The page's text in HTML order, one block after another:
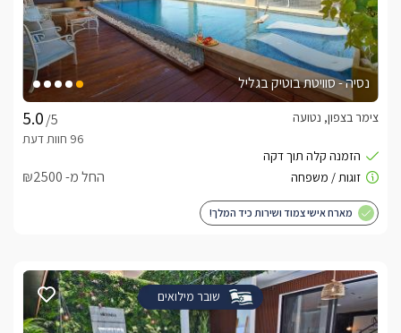
נסיה - סוויטת בוטיק בגליל
/5
צימר בצפון, נטועה
החל מ- ₪2500
מארח אישי צמוד ושירות כיד המלך!
שובר מילואים